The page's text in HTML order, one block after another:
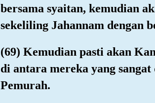
bersama syaitan, kemudian
sekeliling Jahannam dengan
(69) Kemudian pasti akan
di antara mereka yang
Pemurah.